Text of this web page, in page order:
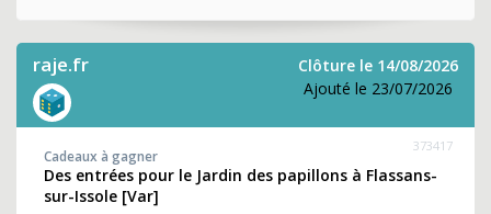
raje.fr
Clôture le 14/08/2026
Ajouté le 23/07/2026
373417
Cadeaux à gagner
Des entrées pour le Jardin des papillons à Flassans-
sur-Issole [Var]